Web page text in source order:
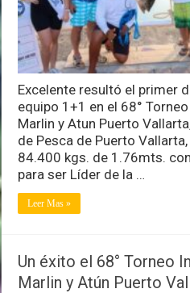
Excelente resultó el primer
equipo 1+1 en el 68°
Marlin y Atun Puerto
de Pesca de Puerto
84.400 kgs. de 1.76mts.
para ser Líder de la …
Leer Mas »
Un éxito el 68° Torneo
Marlin y Atún Puerto